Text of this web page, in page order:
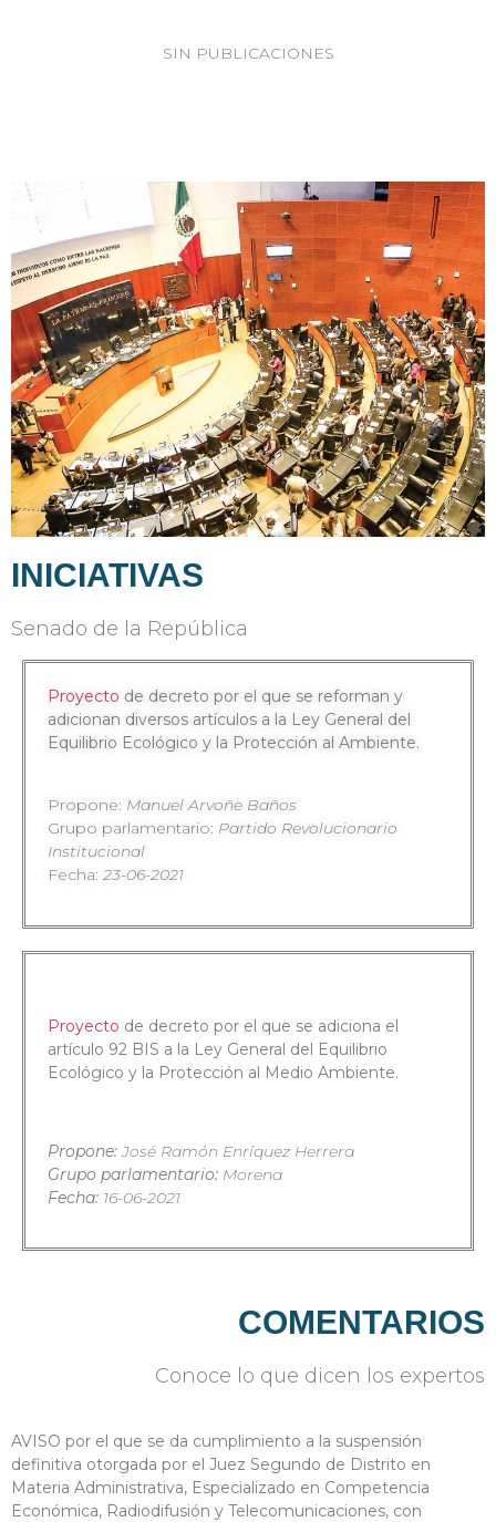
SIN PUBLICACIONES
INICIATIVAS
Senado de la República
Proyecto de decreto por el que se reforman y
adicionan diversos artículos a la Ley General del
Equilibrio Ecológico y la Protección al Ambiente.
Propone: Manuel Arvoñe Baños
Grupo parlamentario: Partido Revolucionario
Institucional
Fecha: 23-06-2021
Proyecto de decreto por el que se adiciona el
artículo 92 BIS a la Ley General del Equilibrio
Ecológico y la Protección al Medio Ambiente.
Propone:José Ramón Enríquez Herrera
Grupo parlamentario: Morena
Fecha: 16-06-2021
COMENTARIOS
Conoce lo que dicen los expertos
AVISO por el que se da cumplimiento a la suspensión
definitiva otorgada por el Juez Segundo de Distrito en
Materia Administrativa, Especializado en Competencia
Económica, Radiodifusión y Telecomunicaciones, con